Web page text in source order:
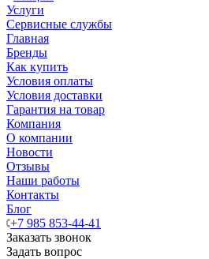
Услуги
Сервисные службы
Главная
Бренды
Как купить
Условия оплаты
Условия доставки
Гарантия на товар
Компания
О компании
Новости
Отзывы
Наши работы
Контакты
Блог
+7 985 853-44-41
Заказать звонок
Задать вопрос